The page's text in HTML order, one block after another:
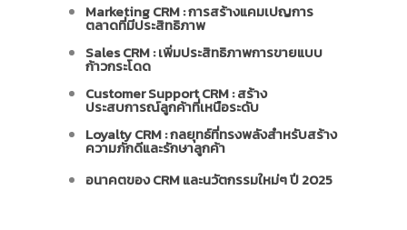
Marketing CRM : การสร้างแคมเปญการ
ตลาดที่มีประสิทธิภาพ
Sales CRM : เพิ่มประสิทธิภาพการขายแบบ
ก้าวกระโดด
Customer Support CRM : สร้าง
ประสบการณ์ลูกค้าที่เหนือระดับ
Loyalty CRM : กลยุทธ์ที่ทรงพลังสำหรับสร้าง
ความภักดีและรักษาลูกค้า
อนาคตของ CRM และนวัตกรรมใหม่ๆ ปี 2025